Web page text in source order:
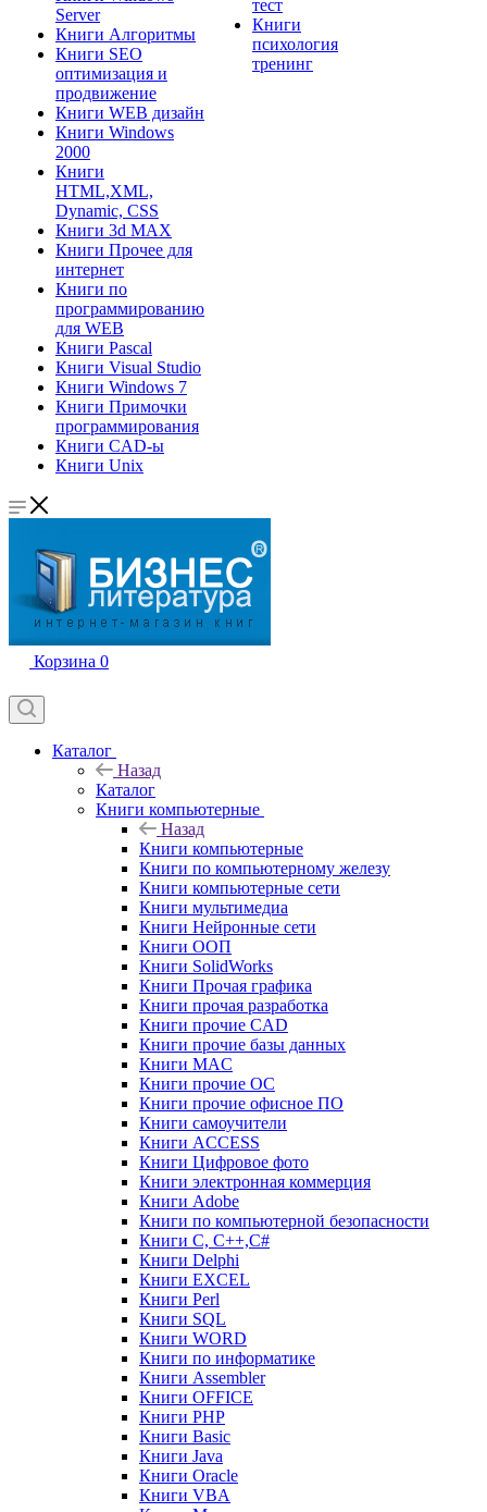
Server
Книги Алгоритмы
Книги SEO
оптимизация и
продвижение
Книги WEB дизайн
Книги Windows
2000
Книги
HTML,XML,
Dynamic, CSS
Книги 3d MAX
Книги Прочее для
интернет
Книги по
программированию
для WEB
Книги Pascal
Книги Visual Studio
Книги Windows 7
Книги Примочки
программирования
Книги CAD-ы
Книги Unix
тест
Книги
психология
тренинг
Корзина 0
Каталог
Назад
Каталог
Книги компьютерные
Назад
Книги компьютерные
Книги по компьютерному железу
Книги компьютерные сети
Книги мультимедиа
Книги Нейронные сети
Книги ООП
Книги SolidWorks
Книги Прочая графика
Книги прочая разработка
Книги прочие CAD
Книги прочие базы данных
Книги MAC
Книги прочие ОС
Книги прочие офисное ПО
Книги самоучители
Книги ACCESS
Книги Цифровое фото
Книги электронная коммерция
Книги Adobe
Книги по компьютерной безопасности
Книги C, C++,С#
Книги Delphi
Книги EXCEL
Книги Perl
Книги SQL
Книги WORD
Книги по информатике
Книги Assembler
Книги OFFICE
Книги PHP
Книги Basic
Книги Java
Книги Oracle
Книги VBA